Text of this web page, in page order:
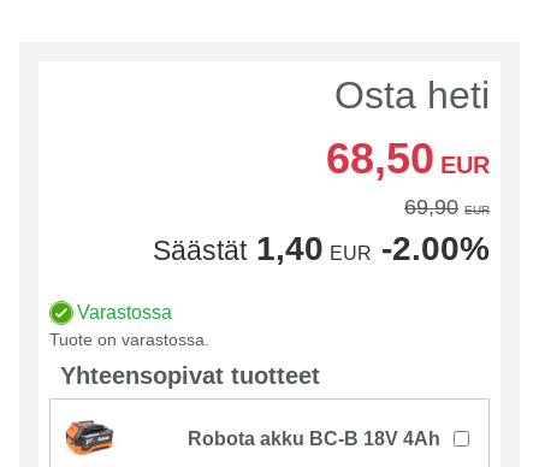
Osta heti
68,50 EUR
69,90 EUR
Säästät1,40 EUR -2.00%
Varastossa
Tuote on varastossa.
Yhteensopivat tuotteet
Robota akku BC-B 18V 4Ah